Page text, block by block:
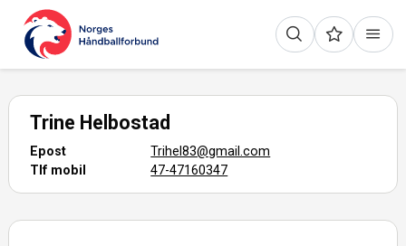
Trine Helbostad
Epost
Trihel83@gmail.com
Tlf mobil
47-47160347